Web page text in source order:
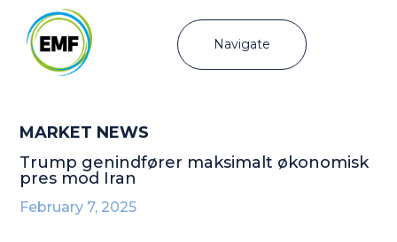
Navigate
MARKET NEWS
Trump genindfører maksimalt økonomisk
pres mod Iran
February 7, 2025